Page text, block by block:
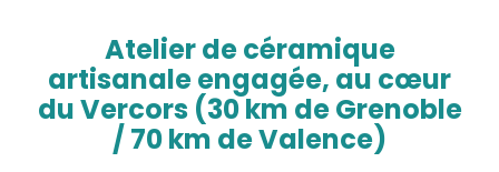
Atelier de céramique
artisanale engagée, au cœur
du Vercors (30 km de Grenoble
/ 70 km de Valence)